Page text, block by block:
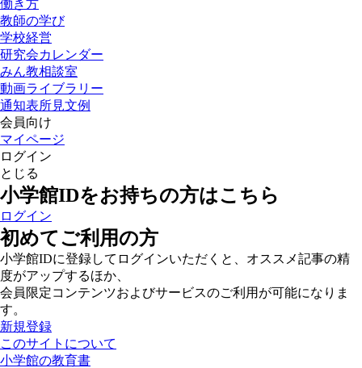
働き方
教師の学び
学校経営
研究会カレンダー
みん教相談室
動画ライブラリー
通知表所見文例
会員向け
マイページ
ログイン
とじる
小学館IDをお持ちの方はこちら
ログイン
初めてご利用の方
小学館IDに登録してログインいただくと、オススメ記事の精
度がアップするほか、
会員限定コンテンツおよびサービスのご利用が可能になりま
す。
新規登録
このサイトについて
小学館の教育書